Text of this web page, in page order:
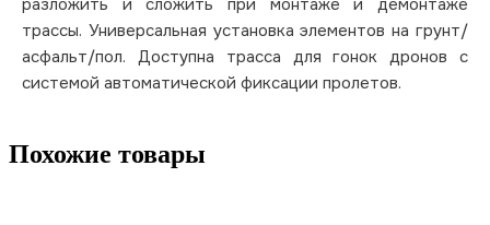
разложить и сложить при монтаже и демонтаже
трассы. Универсальная установка элементов на грунт/
асфальт/пол. Доступна трасса для гонок дронов с
системой автоматической фиксации пролетов.
Похожие товары